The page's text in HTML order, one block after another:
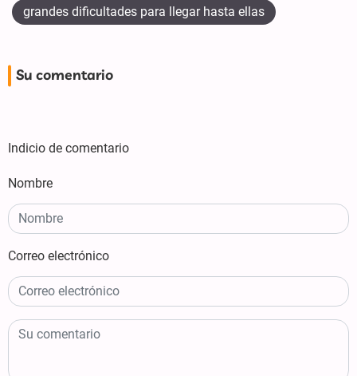
grandes dificultades para llegar hasta ellas
Su comentario
Indicio de comentario
Nombre
Correo electrónico